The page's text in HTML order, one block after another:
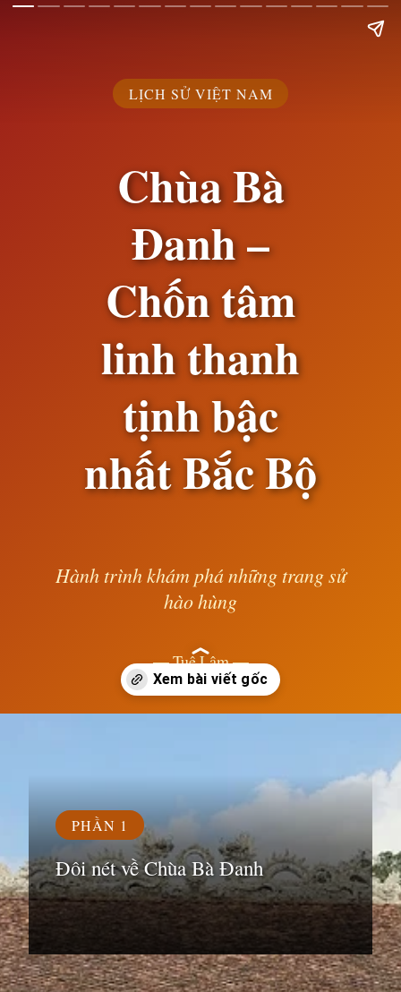
LỊCH SỬ VIỆT NAM
Chùa Bà
Đanh –
Chốn tâm
linh thanh
tịnh bậc
nhất Bắc Bộ
Hành trình khám phá những trang sử
hào hùng
— Tuệ Lâm —
PHẦN 1
Đôi nét về Chùa Bà Đanh